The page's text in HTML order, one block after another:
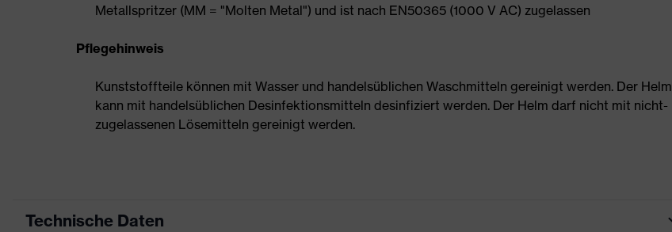
Metallspritzer (MM = "Molten Metal") und ist nach EN50365 (1000 V AC) zugelassen
Pflegehinweis
Kunststoffteile können mit Wasser und handelsüblichen Waschmitteln gereinigt werden. Der Helm
kann mit handelsüblichen Desinfektionsmitteln desinfiziert werden. Der Helm darf nicht mit nicht-
zugelassenen Lösemitteln gereinigt werden.
Technische Daten